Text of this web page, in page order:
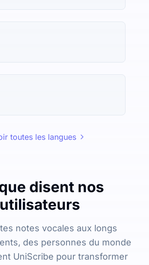
toutes les langues
disent nos
utilisateurs
notes vocales aux longs
des personnes du monde
UniScribe pour transformer